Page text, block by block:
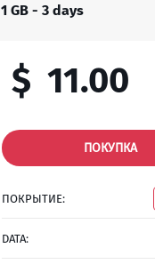
1 GB - 3 days
$ 11.00
ПОКУПКА
ПОКРЫТИЕ:
DATA: